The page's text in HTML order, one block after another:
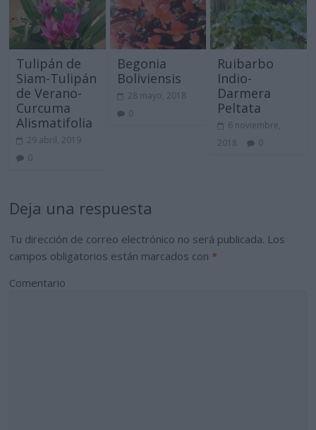
Tulipán de
Siam-Tulipán
de Verano-
Curcuma
Alismatifolia
29 abril, 2019
0
Begonia
Boliviensis
28 mayo, 2018
0
Ruibarbo
Indio-
Darmera
Peltata
6 noviembre,
2018
0
Deja una respuesta
Tu dirección de correo electrónico no será publicada. Los
campos obligatorios están marcados con *
Comentario